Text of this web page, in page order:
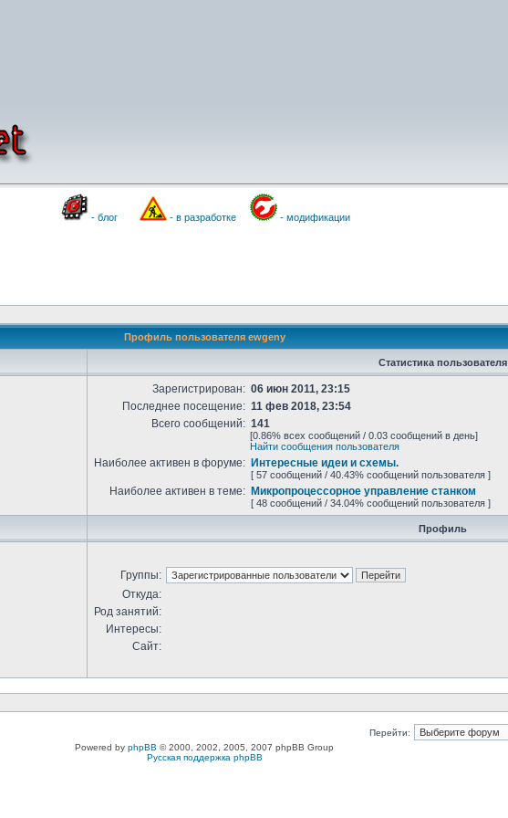
- блог - в разработке - модификации
Профиль пользователя ewgeny
Статистика пользователя
Зарегистрирован: 06 июн 2011, 23:15
Последнее посещение: 11 фев 2018, 23:54
Всего сообщений: 141
[0.86% всех сообщений / 0.03 сообщений в день]
Найти сообщения пользователя
Наиболее активен в форуме: Интересные идеи и схемы.
[ 57 сообщений / 40.43% сообщений пользователя ]
Наиболее активен в теме: Микропроцессорное управление станком
[ 48 сообщений / 34.04% сообщений пользователя ]
Профиль
Группы:
Откуда:
Род занятий:
Интересы:
Сайт:
Перейти:
Powered by phpBB © 2000, 2002, 2005, 2007 phpBB Group
Русская поддержка phpBB